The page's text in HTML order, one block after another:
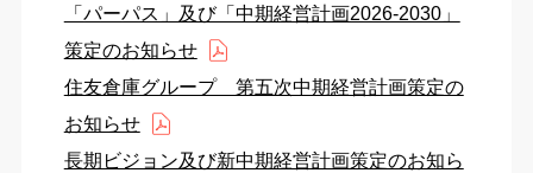
「パーパス」及び「中期経営計画2026-2030」
策定のお知らせ
住友倉庫グループ 第五次中期経営計画策定の
お知らせ
長期ビジョン及び新中期経営計画策定のお知ら